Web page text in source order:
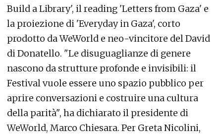
Build a Library', il reading 'Letters from Gaza' e
la proiezione di 'Everyday in Gaza', corto
prodotto da WeWorld e neo-vincitore del David
di Donatello. "Le disuguaglianze di genere
nascono da strutture profonde e invisibili: il
Festival vuole essere uno spazio pubblico per
aprire conversazioni e costruire una cultura
della parità", ha dichiarato il presidente di
WeWorld, Marco Chiesara. Per Greta Nicolini,